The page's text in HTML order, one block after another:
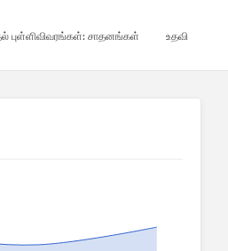
புள்ளிவிவரங்கள்: சாதனங்கள் உதவி